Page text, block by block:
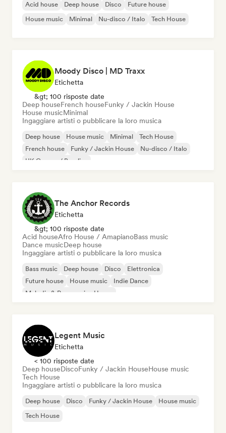
Acid house Deep house Disco
Future house
House music
Minimal Nu-disco / Italo Tech House
Moody Disco | MD Traxx
Etichetta
&gt; 100 risposte date
Deep houseFrench houseFunky / Jackin House
House musicMinimal
Ingaggiare artisti o pubblicare la loro musica
Deep house House music Minimal
Tech House
French house
Funky / Jackin House
Nu-disco / Italo
UK Garage / Bassline
The Anchor Records
Etichetta
&gt; 100 risposte date
Acid houseAfro House / AmapianoBass music
Dance musicDeep house
Ingaggiare artisti o pubblicare la loro musica
Bass music Deep house Disco
Elettronica
Future house
House music
Indie Dance
Melodic & Progressive House
Legent Music
Etichetta
< 100 risposte date
Deep houseDiscoFunky / Jackin HouseHouse music
Tech House
Ingaggiare artisti o pubblicare la loro musica
Deep house Disco Funky / Jackin House
House music
Tech House